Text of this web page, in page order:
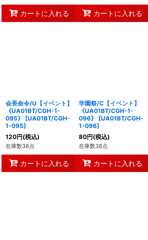
カートに入れる カートに入れる
会長命令/U【イベント】
《UA01BT/CGH-1-
095》
[UA01BT/CGH-
1-095]
120円(税込)
在庫数38点
カートに入れる
学園祭/C【イベント】
《UA01BT/CGH-1-
096》
[UA01BT/CGH-
1-096]
80円(税込)
在庫数38点
カートに入れる